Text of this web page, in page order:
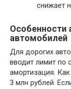
снижает
Особенности
автомобилей
Для дорогих
вводит лимит по
амортизация.
3 млн рублей.